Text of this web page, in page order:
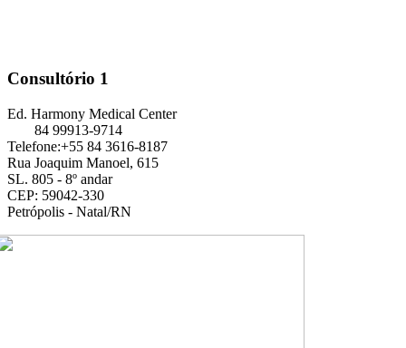
Consultório 1
Ed. Harmony Medical Center
84 99913-9714
Telefone:+55 84 3616-8187
Rua Joaquim Manoel, 615
SL. 805 - 8º andar
CEP: 59042-330
Petrópolis - Natal/RN